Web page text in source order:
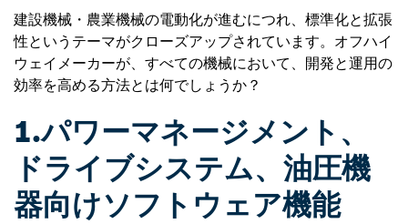
建設機械・農業機械の電動化が進むにつれ、標準化と拡張
性というテーマがクローズアップされています。オフハイ
ウェイメーカーが、すべての機械において、開発と運用の
効率を高める方法とは何でしょうか？
1.パワーマネージメント、
ドライブシステム、油圧機
器向けソフトウェア機能